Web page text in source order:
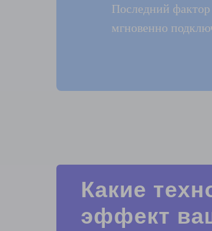
Последний фактор
мгновенно
Какие
эффект